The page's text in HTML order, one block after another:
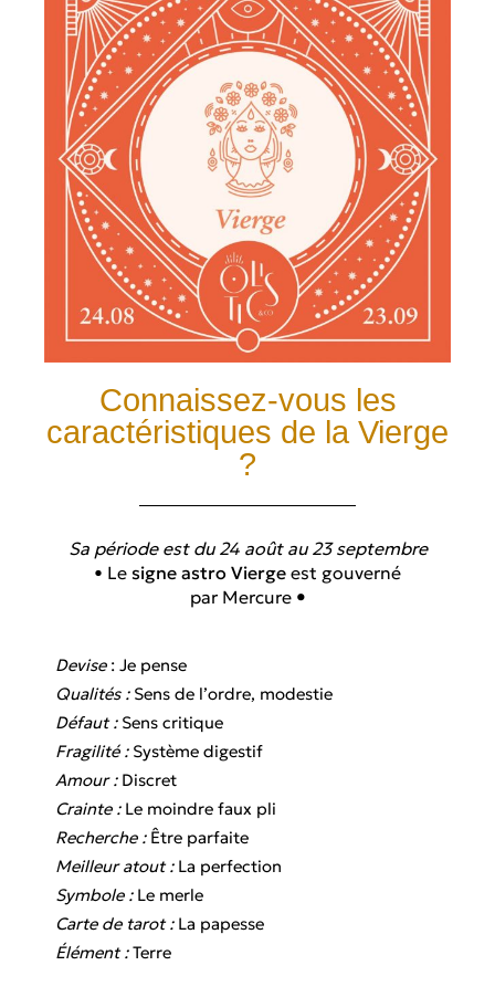
Connaissez-vous les
caractéristiques de la Vierge
?
Sa période est du 24 août au 23 septembre
• Le signe astro Vierge est gouverné
par Mercure •
Devise: Je pense
Qualités : Sens de l’ordre, modestie
Défaut :Sens critique
Fragilité :Système digestif
Amour :Discret
Crainte : Le moindre faux pli
Recherche :Être parfaite
Meilleur atout : La perfection
Symbole :Le merle
Carte detarot: La papesse
Élément :Terre